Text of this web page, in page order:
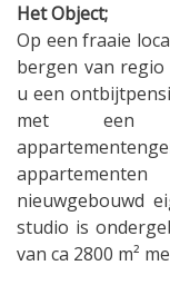
Het Object;
Op een fraaie
bergen van regio
u een
met een
nieuwgebouwd
studio is
van ca 2800 m²